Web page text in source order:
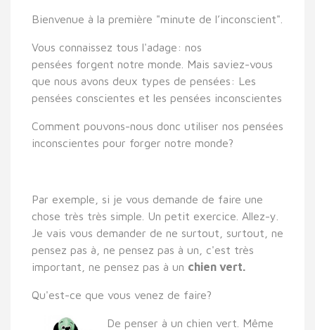
Bienvenue à la première "minute de l’inconscient".
Vous connaissez tous l'adage: nos
pensées forgent notre monde. Mais saviez-vous
que nous avons deux types de pensées: Les
pensées conscientes et les pensées inconscientes
Comment pouvons-nous donc utiliser nos pensées
inconscientes pour forger notre monde?
Par exemple, si je vous demande de faire une
chose très très simple. Un petit exercice. Allez-y.
Je vais vous demander de ne surtout, surtout, ne
pensez pas à, ne pensez pas à un, c'est très
important, ne pensez pas à un chien vert.
Qu'est-ce que vous venez de faire?
De penser à un chien vert. Même